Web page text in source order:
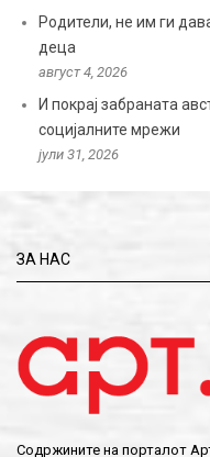
Родители, не им ги
деца
август 4, 2026
И покрај забраната
социјалните мрежи
јули 31, 2026
ЗА НАС
Содржините на порталот